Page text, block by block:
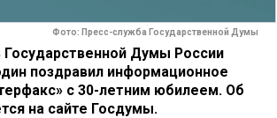
Фото: Пресс-служба Государственной Думы
Думы России
поздравил информационное
с 30-летним юбилеем. Об
на сайте Госдумы.